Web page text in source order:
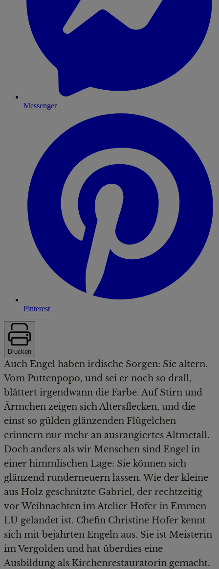
Messenger
Pinterest
Drucken
Auch Engel haben irdische Sorgen: Sie altern.
Vom Puttenpopo, und sei er noch so drall,
blättert irgendwann die Farbe. Auf Stirn und
Ärmchen zeigen sich Altersflecken, und die
einst so gülden glänzenden Flügelchen
erinnern nur mehr an ausrangiertes Altmetall.
Doch anders als wir Menschen sind Engel in
einer himmlischen Lage: Sie können sich
glänzend runderneuern lassen. Wie der kleine
aus Holz geschnitzte Gabriel, der rechtzeitig
vor Weihnachten im Atelier Hofer in Emmen
LU gelandet ist. Chefin Christine Hofer kennt
sich mit bejahrten Engeln aus. Sie ist Meisterin
im Vergolden und hat überdies eine
Ausbildung als Kirchenrestauratorin gemacht.